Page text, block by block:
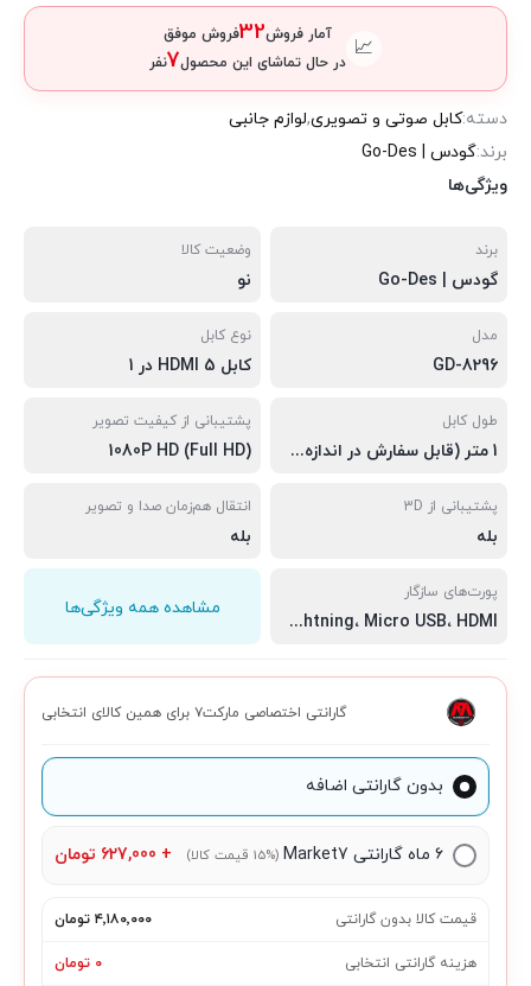
📈
آمار فروش32فروش موفق
در حال تماشای این محصول7نفر
دسته:کابل صوتی و تصویری,لوازم جانبی
برند:گودس | Go-Des
ویژگی‌ها
برند
گودس | Go-Des
وضعیت کالا
نو
مدل
GD-8296
نوع کابل
کابل HDMI 5 در 1
طول کابل
1 متر (قابل سفارش در اندازه‌های مختلف)
پشتیبانی از کیفیت تصویر
1080P HD (Full HD)
پشتیبانی از 3D
بله
انتقال هم‌زمان صدا و تصویر
بله
پورت‌های سازگار
Type-C، Lightning، Micro USB، HDMI
مشاهده همه ویژگی‌ها
گارانتی اختصاصی مارکت۷ برای همین کالای انتخابی
بدون گارانتی اضافه
۶ ماه گارانتی Market7 (15% قیمت کالا) +
627,000 تومان
قیمت کالا بدون گارانتی ۴٬۱۸۰٬۰۰۰ تومان
هزینه گارانتی انتخابی ۰ تومان